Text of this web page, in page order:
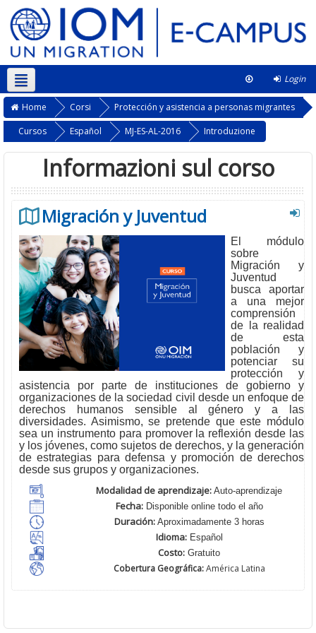
Login
Italiano ‎(it)‎ Questo corso
Home Corsi
Protección y asistencia a personas migrantes
Cursos
Español MJ-ES-AL-2016 Introduzione
Informazioni sul corso
Migración y Juventud
El módulo
sobre
Migración y
Juventud
busca aportar
a una mejor
comprensión
de la realidad
de esta
población y
potenciar su
protección y
asistencia por parte de instituciones de gobierno y
organizaciones de la sociedad civil desde un enfoque de
derechos humanos sensible al género y a las
diversidades. Asimismo, se pretende que este módulo
sea un instrumento para promover la reflexión desde las
y los jóvenes, como sujetos de derechos, y la generación
de estrategias para defensa y promoción de derechos
desde sus grupos y organizaciones.
Modalidad de aprendizaje: Auto-aprendizaje
Fecha:Disponible online todo el año
Duración:Aproximadamente 3 horas
Idioma:Español
Costo: Gratuito
Cobertura Geográfica:América Latina